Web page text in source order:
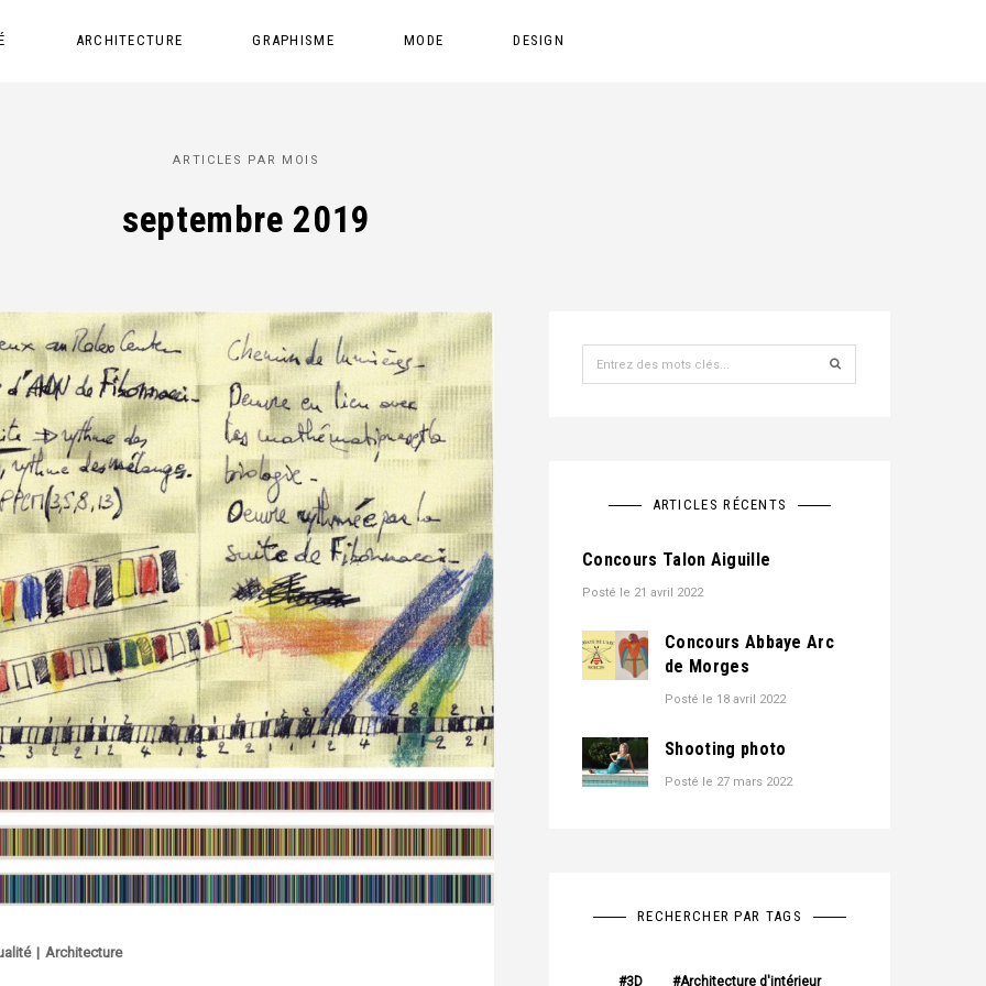
ARCHITECTURE GRAPHISME MODE DESIGN
ARTICLES PAR MOIS
septembre 2019
| Architecture
ARTICLES RÉCENTS
Concours Talon Aiguille
Posté le 21 avril 2022
Concours Abbaye Arc
de Morges
Posté le 18 avril 2022
Shooting photo
Posté le 27 mars 2022
RECHERCHER PAR TAGS
3D Architecture d'intérieur